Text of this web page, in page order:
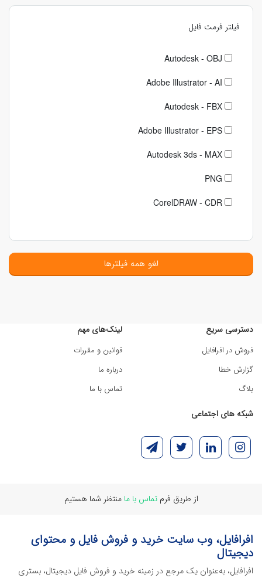
فیلتر فرمت فایل
Autodesk - OBJ
Adobe Illustrator - AI
Autodesk - FBX
Adobe Illustrator - EPS
Autodesk 3ds - MAX
PNG
CorelDRAW - CDR
لغو همه فیلترها
دسترسی سریع
فروش در افرافایل
گزارش خطا
بلاگ
لینک‌های مهم
قوانین و مقررات
درباره ما
تماس با ما
شبکه های اجتماعی
از طریق فرمتماس با ما منتظر شما هستیم
افرافایل، وب سایت خرید و فروش فایل و محتوای
دیجیتال
افرافایل، به‌عنوان یک مرجع در زمینه خرید و فروش فایل دیجیتال، بستری